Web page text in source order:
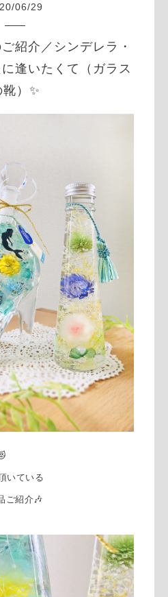
/06/29
紹介／シンデレラ・
逢いたくて（ガラス
靴）✨
いている
ご紹介🎶